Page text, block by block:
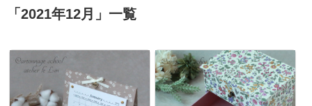
「 2021年12月 」 一覧